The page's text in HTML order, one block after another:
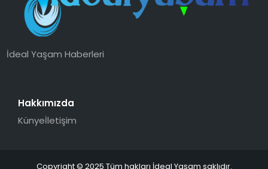
İdeal Yaşam Haberleri
Hakkımızda
Künyeİletişim
Copyright © 2025 Tüm hakları İdeal Yaşam saklıdır.